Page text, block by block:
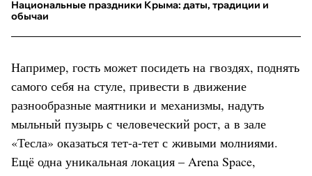
Национальные праздники Крыма: даты, традиции и
обычаи
Например, гость может посидеть на гвоздях, поднять
самого себя на стуле, привести в движение
разнообразные маятники и механизмы, надуть
мыльный пузырь с человеческий рост, а в зале
«Тесла» оказаться тет-а-тет с живыми молниями.
Ещё одна уникальная локация – Arena Space,